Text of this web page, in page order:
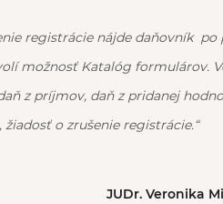
registrácie nájde daňovník po
možnosť Katalóg formulárov.
z príjmov, daň z pridanej
o zrušenie registrácie.“
JUDr. Veronika